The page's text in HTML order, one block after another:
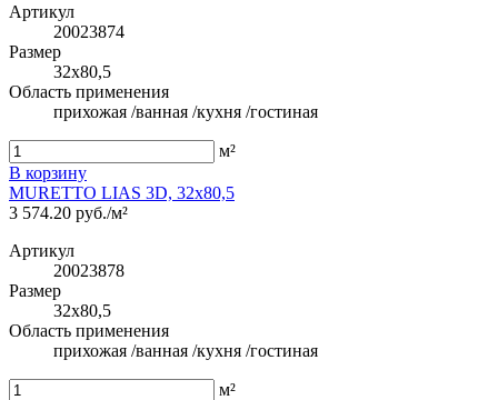
Артикул
20023874
Размер
32x80,5
Область применения
прихожая /ванная /кухня /гостиная
м²
В корзину
MURETTO LIAS 3D, 32x80,5
3 574.20 руб./м²
Артикул
20023878
Размер
32x80,5
Область применения
прихожая /ванная /кухня /гостиная
м²